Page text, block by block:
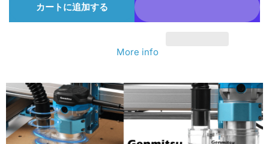
ー
タ
ー、
ト
ン
ー
タ
ー、
ト
カートに追加する
More info